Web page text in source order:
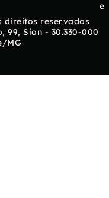
e
direitos reservados
99, Sion - 30.330-000
MG